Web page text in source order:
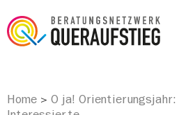
Home > O ja!